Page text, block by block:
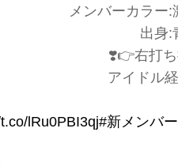
メンバーカラー
出身:
❣️👉右打
アイドル
lRu0PBI3qj#新メンバー